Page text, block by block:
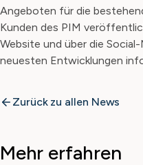
Angeboten für die
Kunden des PIM
Website und über die
neuesten Entwicklungen
Zurück zu allen News
Mehr erfahren